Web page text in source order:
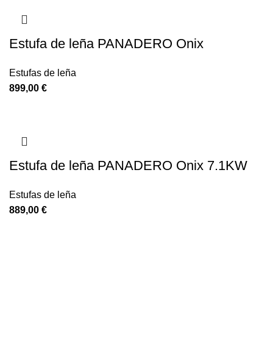
Estufa de leña PANADERO Onix
Estufas de leña
€
Estufa de leña PANADERO Onix 7.1KW
Estufas de leña
€